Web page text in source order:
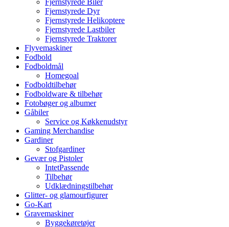
Fjernstyrede Biler
Fjernstyrede Dyr
Fjernstyrede Helikoptere
Fjernstyrede Lastbiler
Fjernstyrede Traktorer
Flyvemaskiner
Fodbold
Fodboldmål
Homegoal
Fodboldtilbehør
Fodboldware & tilbehør
Fotobøger og albumer
Gåbiler
Service og Køkkenudstyr
Gaming Merchandise
Gardiner
Stofgardiner
Gevær og Pistoler
IntetPassende
Tilbehør
Udklædningstilbehør
Glitter- og glamourfigurer
Go-Kart
Gravemaskiner
Byggekøretøjer